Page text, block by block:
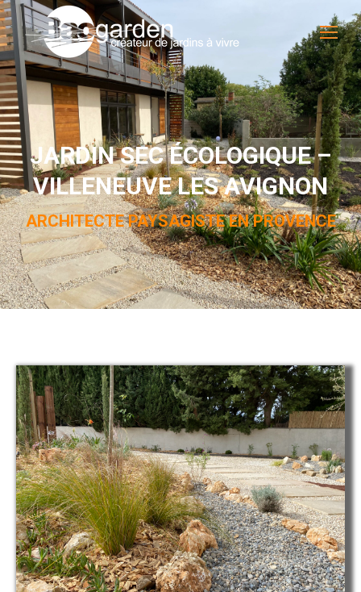
JARDIN SEC ÉCOLOGIQUE –
VILLENEUVE LES AVIGNON
ARCHITECTE PAYSAGISTE EN PROVENCE